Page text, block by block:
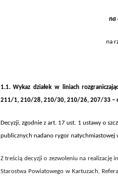
na
na
1.1.Wykaz działek w liniach
211/1, 210/28, 210/30, 210/26, 207/33 –
Decyzji, zgodnie z art. 17 ust. 1 ustawy o
publicznych nadano rygor natychmiastowej
Z treścią decyzji o zezwoleniu na realizację
Starostwa Powiatowego w Kartuzach,